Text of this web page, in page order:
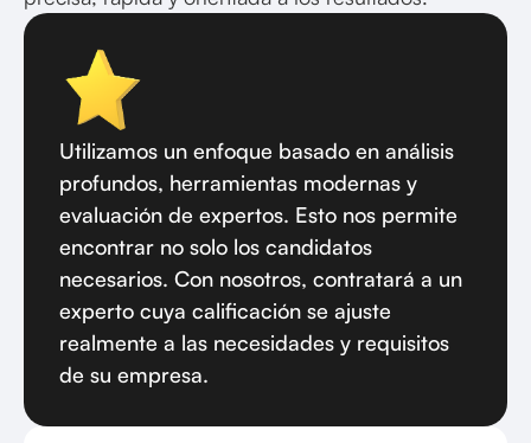
Utilizamos un enfoque basado en análisis
profundos, herramientas modernas y
evaluación de expertos. Esto nos permite
encontrar no solo los candidatos
necesarios. Con nosotros, contratará a un
experto cuya calificación se ajuste
realmente a las necesidades y requisitos
de su empresa.